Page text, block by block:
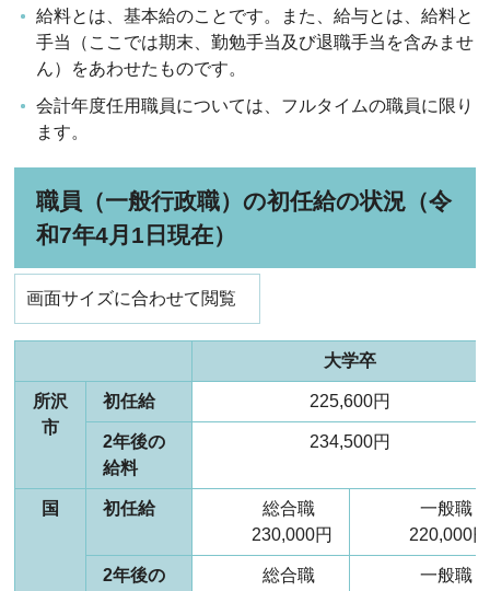
給料とは、基本給のことです。また、給与とは、給料と
手当（ここでは期末、勤勉手当及び退職手当を含みませ
ん）をあわせたものです。
会計年度任用職員については、フルタイムの職員に限り
ます。
職員（一般行政職）の初任給の状況（令
和7年4月1日現在）
画面サイズに合わせて閲覧
大学卒
所沢
市
初任給 225,600円
2年後の
給料
234,500円
国 初任給
総合職
230,000円
一般職
220,000円
2年後の
総合職
一般職